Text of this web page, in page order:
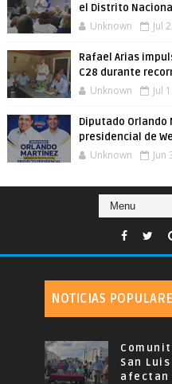
el Distrito Nacional
Unknown Jul
Rafael Arias
C28 durante
Unknown Jul
Diputado
presidencial de
Unknown Jun
NOTICIAS
San
afectan